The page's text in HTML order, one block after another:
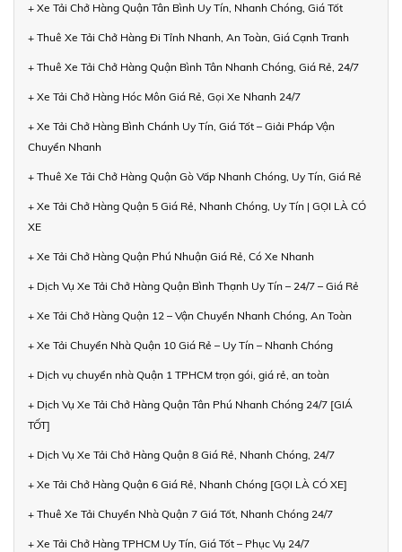
+ Xe Tải Chở Hàng Quận Tân Bình Uy Tín, Nhanh Chóng, Giá Tốt
+ Thuê Xe Tải Chở Hàng Đi Tỉnh Nhanh, An Toàn, Giá Cạnh Tranh
+ Thuê Xe Tải Chở Hàng Quận Bình Tân Nhanh Chóng, Giá Rẻ, 24/7
+ Xe Tải Chở Hàng Hóc Môn Giá Rẻ, Gọi Xe Nhanh 24/7
+ Xe Tải Chở Hàng Bình Chánh Uy Tín, Giá Tốt – Giải Pháp Vận
Chuyển Nhanh
+ Thuê Xe Tải Chở Hàng Quận Gò Vấp Nhanh Chóng, Uy Tín, Giá Rẻ
+ Xe Tải Chở Hàng Quận 5 Giá Rẻ, Nhanh Chóng, Uy Tín | GỌI LÀ CÓ
XE
+ Xe Tải Chở Hàng Quận Phú Nhuận Giá Rẻ, Có Xe Nhanh
+ Dịch Vụ Xe Tải Chở Hàng Quận Bình Thạnh Uy Tín – 24/7 – Giá Rẻ
+ Xe Tải Chở Hàng Quận 12 – Vận Chuyển Nhanh Chóng, An Toàn
+ Xe Tải Chuyển Nhà Quận 10 Giá Rẻ – Uy Tín – Nhanh Chóng
+ Dịch vụ chuyển nhà Quận 1 TPHCM trọn gói, giá rẻ, an toàn
+ Dịch Vụ Xe Tải Chở Hàng Quận Tân Phú Nhanh Chóng 24/7 [GIÁ
TỐT]
+ Dịch Vụ Xe Tải Chở Hàng Quận 8 Giá Rẻ, Nhanh Chóng, 24/7
+ Xe Tải Chở Hàng Quận 6 Giá Rẻ, Nhanh Chóng [GỌI LÀ CÓ XE]
+ Thuê Xe Tải Chuyển Nhà Quận 7 Giá Tốt, Nhanh Chóng 24/7
+ Xe Tải Chở Hàng TPHCM Uy Tín, Giá Tốt – Phục Vụ 24/7